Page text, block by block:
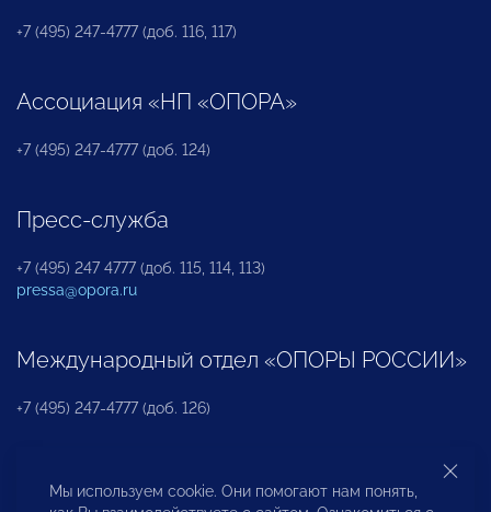
+7 (495) 247-4777 (доб. 116, 117)
Ассоциация «НП «ОПОРА»
+7 (495) 247-4777 (доб. 124)
Пресс-служба
+7 (495) 247 4777 (доб. 115, 114, 113)
pressa@opora.ru
Международный отдел «ОПОРЫ РОССИИ»
+7 (495) 247-4777 (доб. 126)
Бюро по защите прав предпринимателей и
Мы используем cookie. Они помогают нам понять,